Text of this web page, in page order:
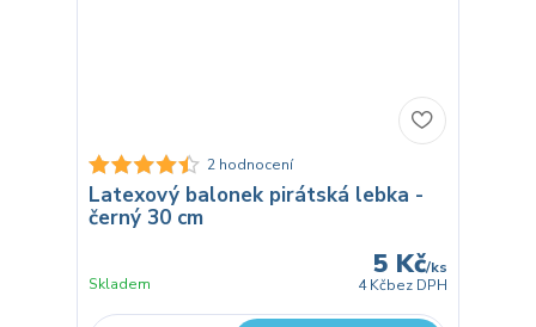
2 hodnocení
Latexový balonek pirátská lebka -
černý 30 cm
5 Kč/ks
4 Kčbez DPH
Skladem